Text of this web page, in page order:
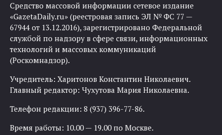
Средство массовой информации сетевое издание
«GazetaDaily.ru» (реестровая запись ЭЛ № ФС 77 —
67944 от 13.12.2016), зарегистрировано Федеральной
службой по надзору в сфере связи, информационных
технологий и массовых коммуникаций
(Роскомнадзор).
Учредитель: Харитонов Константин Николаевич.
Главный редактор: Чухутова Мария Николаевна.
Телефон редакции: 8 (937) 396-77-86.
Время работы: 10.00 — 19.00 по Москве.